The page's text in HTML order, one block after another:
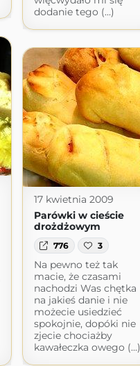
dodanie tego (...)
17 kwietnia 2009
Parówki w cieście
drożdżowym
776 3
Na pewno też tak
macie, że czasami
nachodzi Was chętka
na jakieś danie i nie
możecie usiedzieć
spokojnie, dopóki nie
zjecie chociażby
kawałeczka owego (...)